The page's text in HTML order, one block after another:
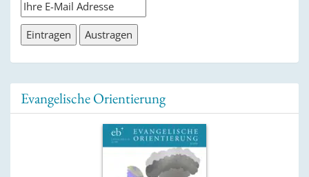
Evangelische Orientierung